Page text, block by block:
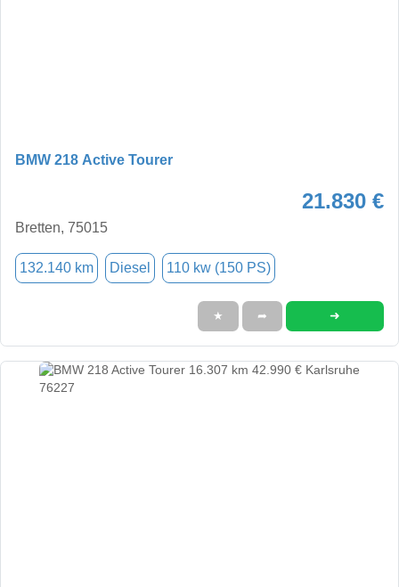
BMW 218 Active Tourer
21.830 €
Bretten, 75015
132.140 km Diesel 110 kw (150 PS)
★ ➦ ➜